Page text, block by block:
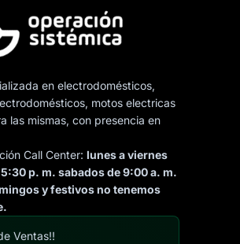
en electrodomésticos,
motos electricas
las mismas, con presencia en
Call Center:lunes a viernes
p. m. sabados de 9:00 a. m.
y festivos no tenemos
Ventas!!